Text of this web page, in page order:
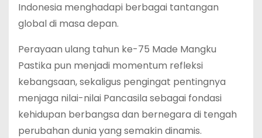
Indonesia menghadapi berbagai tantangan
global di masa depan.
Perayaan ulang tahun ke-75 Made Mangku
Pastika pun menjadi momentum refleksi
kebangsaan, sekaligus pengingat pentingnya
menjaga nilai-nilai Pancasila sebagai fondasi
kehidupan berbangsa dan bernegara di tengah
perubahan dunia yang semakin dinamis.